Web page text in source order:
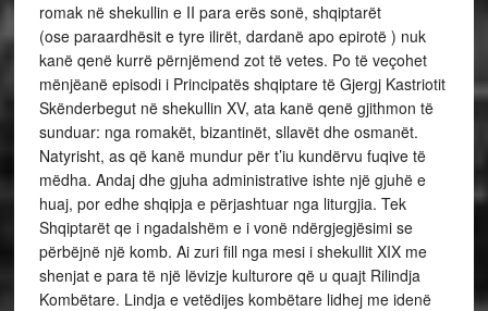
romak në shekullin e II para erës sonë, shqiptarët
(ose paraardhësit e tyre ilirët, dardanë apo epirotë ) nuk
kanë qenë kurrë përnjëmend zot të vetes. Po të veçohet
mënjëanë episodi i Principatës shqiptare të Gjergj Kastriotit
Skënderbegut në shekullin XV, ata kanë qenë gjithmon të
sunduar: nga romakët, bizantinët, sllavët dhe osmanët.
Natyrisht, as që kanë mundur për t’iu kundërvu fuqive të
mëdha. Andaj dhe gjuha administrative ishte një gjuhë e
huaj, por edhe shqipja e përjashtuar nga liturgjia. Tek
Shqiptarët qe i ngadalshëm e i vonë ndërgjegjësimi se
përbëjnë një komb. Ai zuri fill nga mesi i shekullit XIX me
shenjat e para të një lëvizje kulturore që u quajt Rilindja
Kombëtare. Lindja e vetëdijes kombëtare lidhej me idenë